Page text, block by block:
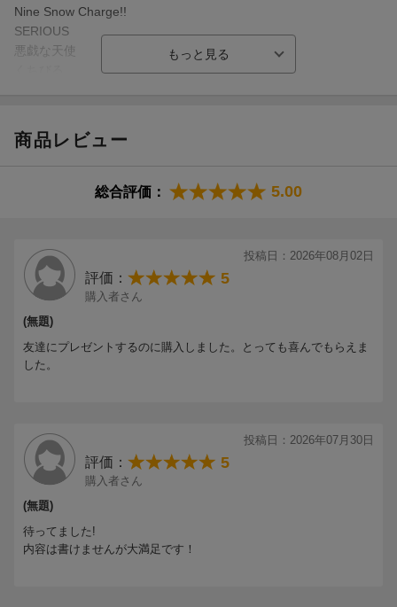
Nine Snow Charge!!
SERIOUS
悪戯な天使
Miss Brand-New Friday Night
Symmetry
MC
Luv Classic
約束は君と
イチバンボシ
Days
地球[ルビ:あい]してるぜ
ばきゅん
ファンターナモーレ
ART
Crazy F-R-E-S-H Beat
愛のせいで
商品レビュー
総合評価： 5.00
投稿日：2026年08月02日
評価： 5
購入者さん
(無題)
友達にプレゼントするのに購入しました。とっても喜んでもらえま
した。
投稿日：2026年07月30日
評価： 5
購入者さん
(無題)
待ってました!
内容は書けませんが大満足です！